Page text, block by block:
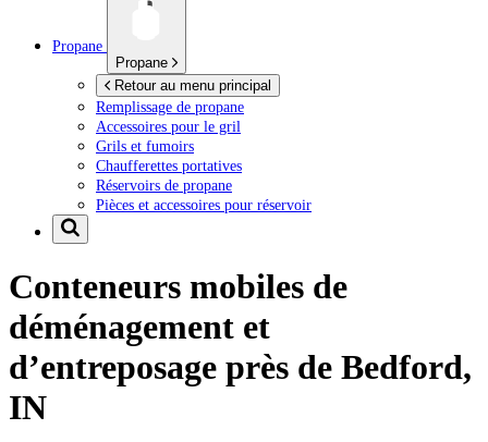
Propane
Propane
Retour au menu principal
Remplissage de propane
Accessoires pour le gril
Grils et fumoirs
Chaufferettes portatives
Réservoirs de propane
Pièces et accessoires pour réservoir
Conteneurs mobiles de
déménagement et
d’entreposage près de Bedford,
IN